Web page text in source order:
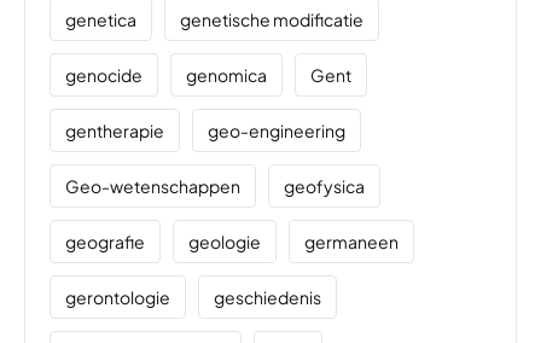
genetica genetische modificatie
genocide genomica Gent
gentherapie geo-engineering
Geo-wetenschappen geofysica
geografie geologie germaneen
gerontologie geschiedenis